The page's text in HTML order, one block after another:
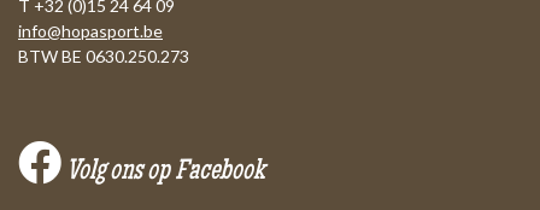
T +32 (0)15 24 64 09
info@hopasport.be
BTW BE 0630.250.273
Volg ons op Facebook